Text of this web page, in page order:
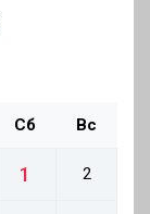
Сб Вс
1 2